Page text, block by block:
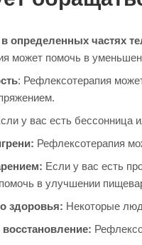
определенных частях
может помочь в
: Рефлексотерапия
у вас есть бессонница
Рефлексотерапия
Если у вас есть
в улучшении
здоровья: Некоторые